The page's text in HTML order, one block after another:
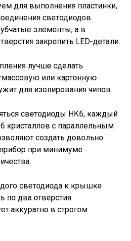
для выполнения пластинки,
светодиодов.
элементы, а в
закрепить LED-детали.
лучше сделать
или картонную
для изолирования чипов.
светодиоды НК6, каждый
кристаллов с параллельным
создать довольно
при минимуме
светодиода к крышке
по два отверстия.
аккуратно в строгом